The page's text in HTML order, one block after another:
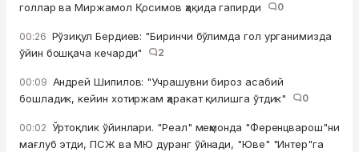
голлар ва Миржамол Қосимов ҳақида гапирди
0
00:26 Рўзиқул Бердиев: "Биринчи бўлимда гол урганимизда
ўйин бошқача кечарди"
2
00:09 Андрей Шипилов: "Учрашувни бироз асабий
бошладик, кейин хотиржам ҳаракат қилишга ўтдик"
0
00:02 Ўртоқлик ўйинлари. "Реал" меҳмонда "Ференцварош"ни
мағлуб этди, ПСЖ ва МЮ дуранг ўйнади, "Юве" "Интер"га